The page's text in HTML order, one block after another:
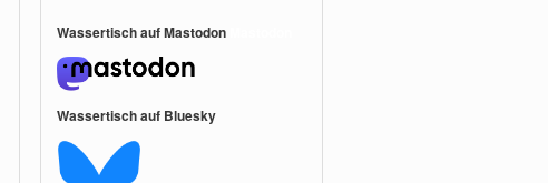
Wassertisch auf Mastodon
Wassertisch auf Bluesky